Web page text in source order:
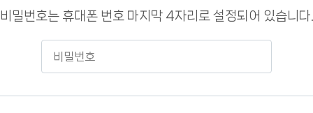
비밀번호는 휴대폰 번호 마지막 4자리로 설정되어 있습니다.
호